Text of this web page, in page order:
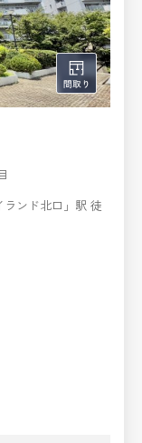
ンド北口」駅 徒